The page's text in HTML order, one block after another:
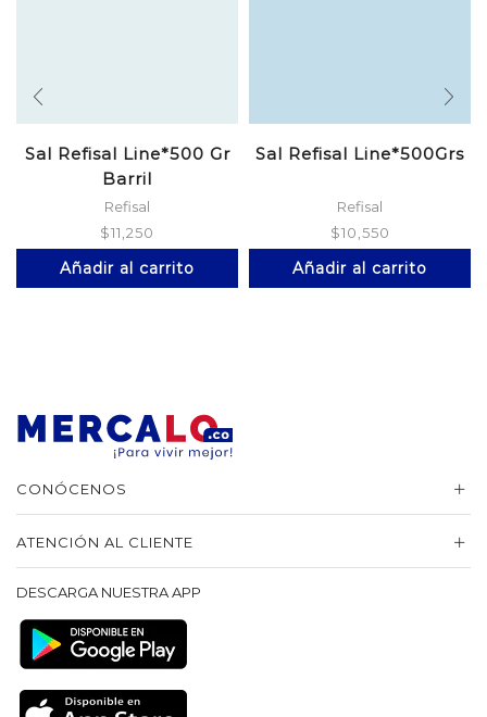
Sal Refisal Line*500 Gr
Barril
Refisal
$11,250
Añadir al carrito
Sal Refisal Line*500Grs
Refisal
$10,550
Añadir al carrito
CONÓCENOS
ATENCIÓN AL CLIENTE
DESCARGA NUESTRA APP